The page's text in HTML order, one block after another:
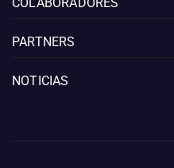
COLABORADORES
PARTNERS
NOTICIAS